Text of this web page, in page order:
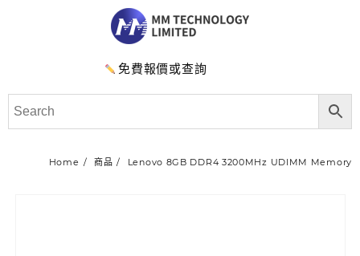
免費報價或查詢
Home 商品 Lenovo 8GB DDR4 3200MHz UDIMM Memory